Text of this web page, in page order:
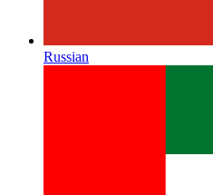
Russian